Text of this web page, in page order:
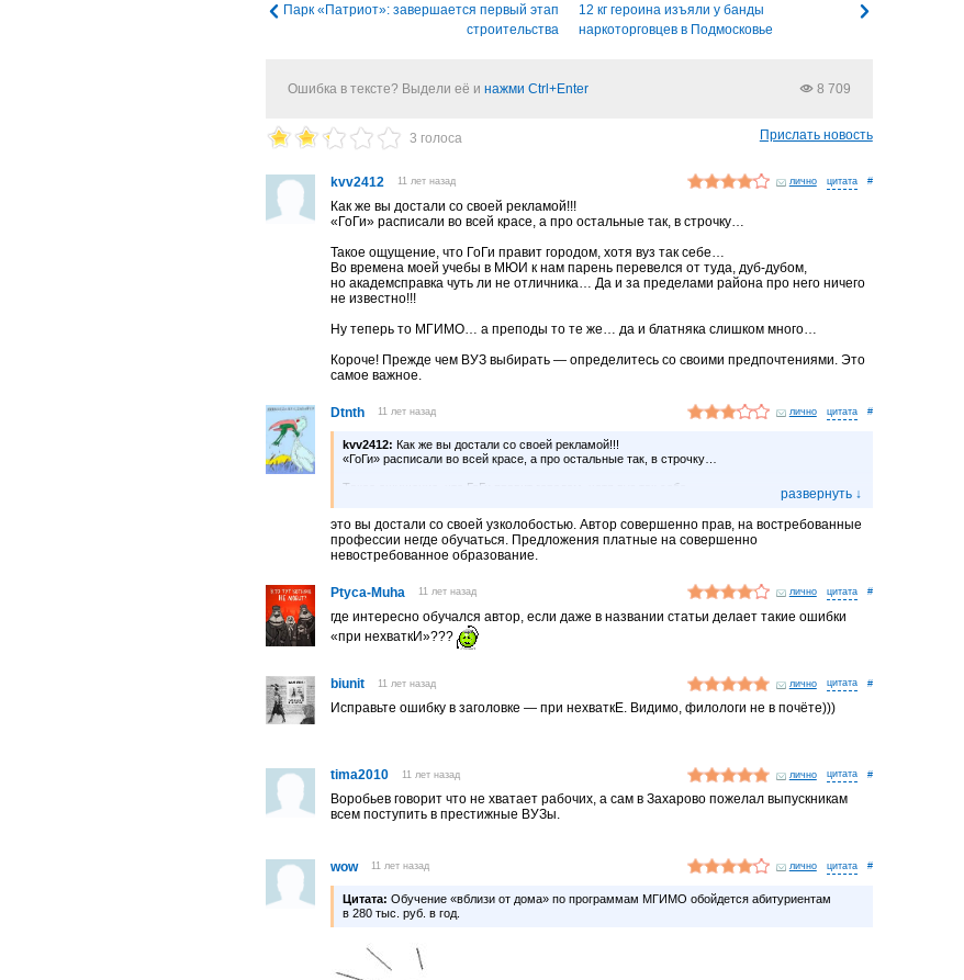
Парк «Патриот»: завершается первый этап
строительства
12 кг героина изъяли у банды
наркоторговцев в Подмосковье
Ошибка в тексте? Выдели её и нажми Ctrl+Enter 8 709
3 голоса Прислать новость
kvv2412 11 лет назад лично #
Как же вы достали со своей рекламой!!!
«ГоГи» расписали во всей красе, а про остальные так, в строчку…
Такое ощущение, что ГоГи правит городом, хотя вуз так себе…
Во времена моей учебы в МЮИ к нам парень перевелся от туда, дуб-дубом,
но академсправка чуть ли не отличника… Да и за пределами района про него ничего
не известно!!!
Ну теперь то МГИМО… а преподы то те же… да и блатняка слишком много…
Короче! Прежде чем ВУЗ выбирать — определитесь со своими предпочтениями. Это
самое важное.
Dtnth 11 лет назад лично #
kvv2412: Как же вы достали со своей рекламой!!!
«ГоГи» расписали во всей красе, а про остальные так, в строчку…
Такое ощущение, что ГоГи правит городом, хотя вуз так себе…
но академсправка чуть ли не отличника… Да и за пределами района про него ничего
не известно!!!
Ну теперь то МГИМО… а преподы то те же… да и блатняка слишком много…
Короче! Прежде чем ВУЗ выбирать — определитесь со своими предпочтениями. Это самое
важное.
это вы достали со своей узколобостью. Автор совершенно прав, на востребованные
профессии негде обучаться. Предложения платные на совершенно
невостребованное образование.
Ptyca-Muha 11 лет назад лично #
где интересно обучался автор, если даже в названии статьи делает такие ошибки
«при нехваткИ»???
biunit 11 лет назад лично #
Исправьте ошибку в заголовке — при нехваткЕ. Видимо, филологи не в почёте)))
tima2010 11 лет назад лично #
Воробьев говорит что не хватает рабочих, а сам в Захарово пожелал выпускникам
всем поступить в престижные ВУЗы.
wow 11 лет назад лично #
Цитата: Обучение «вблизи от дома» по программам МГИМО обойдется абитуриентам
в 280 тыс. руб. в год.